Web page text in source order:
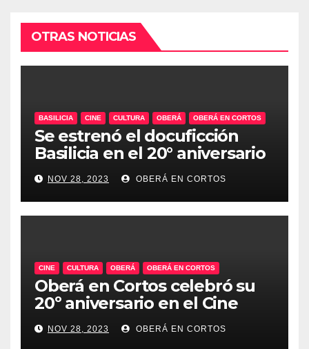
OTRAS NOTICIAS
BASILICIA CINE CULTURA OBERÁ OBERÁ EN CORTOS
Se estrenó el docuficción
Basilicia en el 20° aniversario
de Oberá en Cortos
NOV 28, 2023 OBERÁ EN CORTOS
CINE CULTURA OBERÁ OBERÁ EN CORTOS
Oberá en Cortos celebró su
20º aniversario en el Cine
Teatro, un emblema de la
historia audiovisual regional
NOV 28, 2023 OBERÁ EN CORTOS